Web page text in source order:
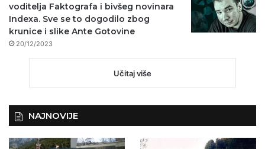
voditelja Faktografa i bivšeg novinara
Indexa. Sve se to dogodilo zbog
krunice i slike Ante Gotovine
20/12/2023
Učitaj više
NAJNOVIJE